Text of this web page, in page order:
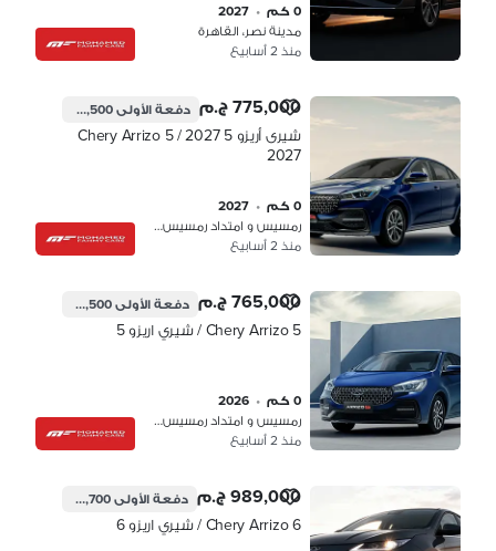
0 كم •
2027
مدينة نصر، القاهرة
منذ 2 أسابيع
775,000 ج.م دفعة الأولى232,500 ج.م
شيرى أريزو 5 2027 / Chery Arrizo 5
2027
0 كم •
2027
رمسيس و امتداد رمسيس، القاهرة
منذ 2 أسابيع
765,000 ج.م دفعة الأولى229,500 ج.م
Chery Arrizo 5 / شيري اريزو 5
0 كم •
2026
رمسيس و امتداد رمسيس، القاهرة
منذ 2 أسابيع
989,000 ج.م دفعة الأولى296,700 ج.م
Chery Arrizo 6 / شيري اريزو 6